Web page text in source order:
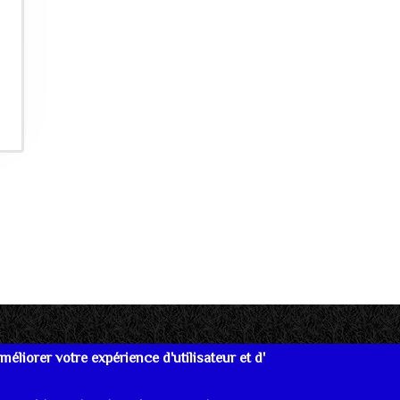
votre expérience d'utilisateur et d'